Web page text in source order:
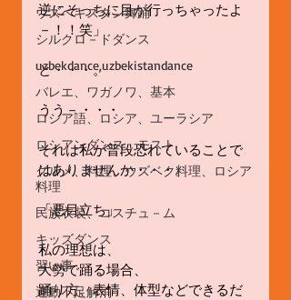
ウズベキスタン舞踊
シルクロ－ドダンス
uzbekdance,uzbekistandance
バレエ、ワガノワ、基本
ロシア語、ロシア、ユーラシア
ロシアンダンス、モスト
グルメ、料理、ウズベク料理、ロシア
料理
民族衣装、コスチュ－ム
キッズダンス
習い事
運動不足解消
逆にそっちに目が行っちゃったよ
－！！笑」
と・・・。
うう－・・・
それは私が普段恐れていることで
はありませんか・・・。
「悪目立ち」
私の理想は、
大勢で踊る場合、
踊り方、表情、体型などできるだ